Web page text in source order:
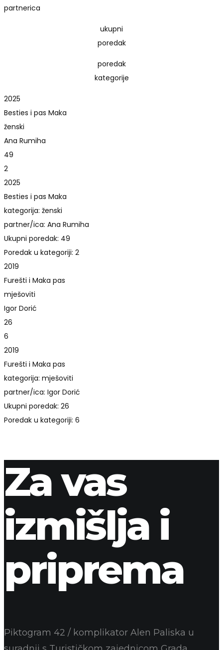
partnerica
ukupni
poredak
poredak
kategorije
2025
Besties i pas Maka
ženski
Ana Rumiha
49
2
2025
Besties i pas Maka
kategorija: ženski
partner/ica: Ana Rumiha
Ukupni poredak: 49
Poredak u kategoriji: 2
2019
Furešti i Maka pas
mješoviti
Igor Dorić
26
6
2019
Furešti i Maka pas
kategorija: mješoviti
partner/ica: Igor Dorić
Ukupni poredak: 26
Poredak u kategoriji: 6
Za vas
izmišlja i
priprema
Piktogram 42 / komplikator Alen Paliska u